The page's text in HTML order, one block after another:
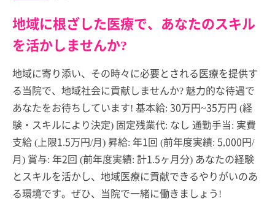
地域に根ざした医療で、あなたのスキル
を活かしませんか?
地域に寄り添い、その時々に必要とされる医療を提供す
る当院で、地域社会に貢献しませんか? 魅力的な待遇で
あなたをお待ちしています! 基本給: 30万円~35万円 (経
験・スキルにより決定) 固定残業代: なし 通勤手当: 実費
支給 (上限1.5万円/月) 昇給: 年1回 (前年度実績: 5,000円/
月) 賞与: 年2回 (前年度実績: 計1.5ヶ月分) あなたの経験
とスキルを活かし、地域医療に貢献できるやりがいのあ
る環境です。ぜひ、当院で一緒に働きましょう!